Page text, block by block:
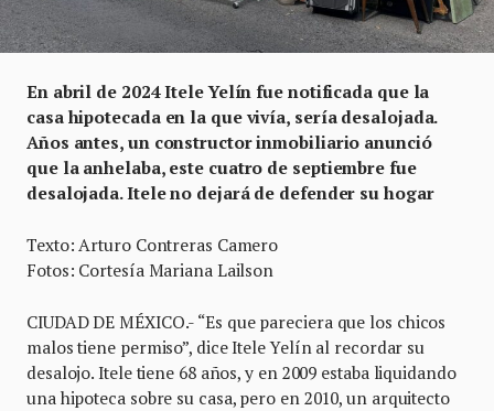
En abril de 2024 Itele Yelín fue notificada que la
casa hipotecada en la que vivía, sería desalojada.
Años antes, un constructor inmobiliario anunció
que la anhelaba, este cuatro de septiembre fue
desalojada. Itele no dejará de defender su hogar
Texto: Arturo Contreras Camero
Fotos: Cortesía Mariana Lailson
CIUDAD DE MÉXICO.- “Es que pareciera que los chicos
malos tiene permiso”, dice Itele Yelín al recordar su
desalojo. Itele tiene 68 años, y en 2009 estaba liquidando
una hipoteca sobre su casa, pero en 2010, un arquitecto